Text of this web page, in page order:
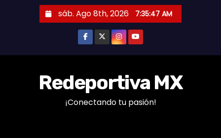
sáb. Ago 8th, 2026 7:35:48 AM
Redeportiva MX
¡Conectando tu pasión!